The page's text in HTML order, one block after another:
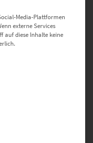
mit Farbeffekten
Media-Plattformen
externe Services
auf diese Inhalte keine